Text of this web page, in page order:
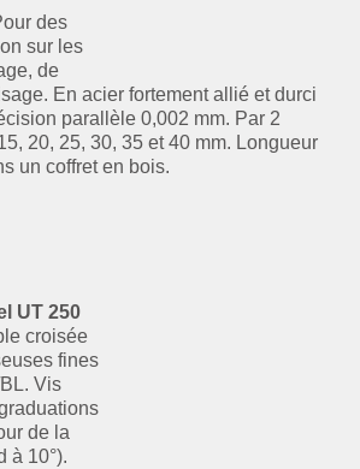
des
sur les
de
En acier fortement allié et durci
parallèle 0,002 mm. Par 2
20, 25, 30, 35 et 40 mm. Longueur
un coffret en bois.
UT 250
croisée
fines
Vis
de la
à 10°).